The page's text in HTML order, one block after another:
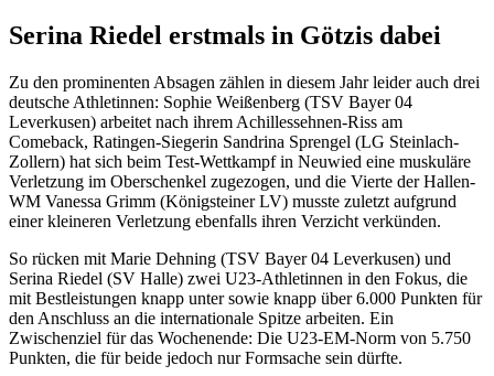
Serina Riedel erstmals in Götzis dabei
Zu den prominenten Absagen zählen in diesem Jahr leider auch drei
deutsche Athletinnen: Sophie Weißenberg (TSV Bayer 04
Leverkusen) arbeitet nach ihrem Achillessehnen-Riss am
Comeback, Ratingen-Siegerin Sandrina Sprengel (LG Steinlach-
Zollern) hat sich beim Test-Wettkampf in Neuwied eine muskuläre
Verletzung im Oberschenkel zugezogen, und die Vierte der Hallen-
WM Vanessa Grimm (Königsteiner LV) musste zuletzt aufgrund
einer kleineren Verletzung ebenfalls ihren Verzicht verkünden.
So rücken mit Marie Dehning (TSV Bayer 04 Leverkusen) und
Serina Riedel (SV Halle) zwei U23-Athletinnen in den Fokus, die
mit Bestleistungen knapp unter sowie knapp über 6.000 Punkten für
den Anschluss an die internationale Spitze arbeiten. Ein
Zwischenziel für das Wochenende: Die U23-EM-Norm von 5.750
Punkten, die für beide jedoch nur Formsache sein dürfte.